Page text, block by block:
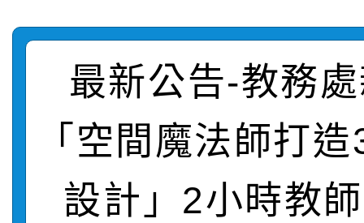
絕-親子共學同樂會」
站幸福系列講座及成長
報，惠請貴機關(學校)
宣導。
踴躍報名參加
115學年度新生補報到
結果
【甄選結果(第10招)】
學年度第1學期第7次代
結果(第10招)
【甄選結果(第2招)】
學年度第1學期第9次
結果(第2招)
轉知：本市公務人員
9月16日本府B2大禮堂
函轉運動部全民運動署
最新公告-教務
「空間魔法師打
設計」2小時教